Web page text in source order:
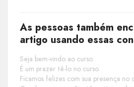
As pessoas também
artigo usando essas
Seja bem-vindo ao curso.
É um prazer tê-lo no curso.
Ficamos felizes com sua presença no